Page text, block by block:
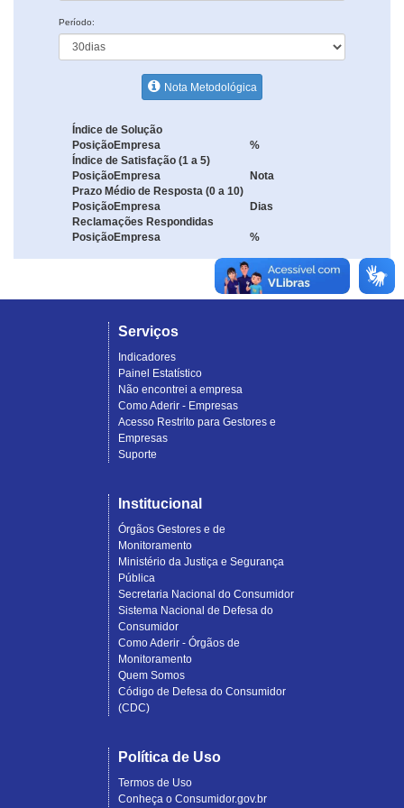
Período:
Nota Metodológica
Índice de Solução
PosiçãoEmpresa
%
Índice de Satisfação (1 a 5)
PosiçãoEmpresa
Nota
Prazo Médio de Resposta (0 a 10)
PosiçãoEmpresa
Dias
Reclamações Respondidas
PosiçãoEmpresa %
Serviços
Indicadores
Painel Estatístico
Não encontrei a empresa
Como Aderir - Empresas
Acesso Restrito para Gestores e
Empresas
Suporte
Institucional
Órgãos Gestores e de
Monitoramento
Ministério da Justiça e Segurança
Pública
Secretaria Nacional do Consumidor
Sistema Nacional de Defesa do
Consumidor
Como Aderir - Órgãos de
Monitoramento
Quem Somos
Código de Defesa do Consumidor
(CDC)
Política de Uso
Termos de Uso
Conheça o Consumidor.gov.br